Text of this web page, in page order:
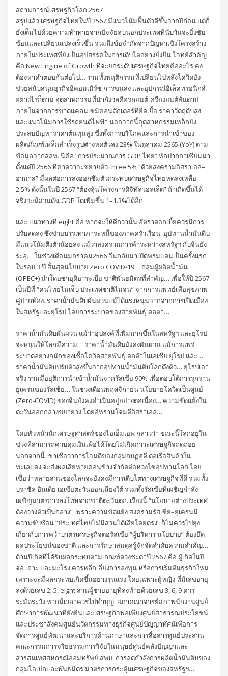
สถานการณ์เศรษฐกิจโลก 2567
สรุปแล้ว เศรษฐกิจไทยในปี 2567 มีแนวโน้มฟื้นตัวดีขึ้นจากปีก่อน แต่ก็
ยังเต็มไปด้วยความท้าทายจากปัจจัยลบนอกประเทศที่นับวันจะยิ่งซับ
ซ้อนและเปลี่ยนแปลงเร็วขึ้น รวมถึงข้อจำกัดจากปัญหาเชิงโครงสร้าง
ภายในประเทศที่ยังเป็นอุปสรรคในการเติบโตอย่างยั่งยืน โจทย์สำคัญ
คือ New Engine of Growth ที่จะยกระดับเศรษฐกิจไทยคืออะไร คง
ต้องหาคำตอบกันต่อไป… รวมทั้งพฤติกรรมที่เปลี่ยนไปหลังโควิดยัง
ช่วยสนับสนุนธุรกิจอีคอมเมิร์ซ การขนส่ง และอุปกรณ์อิเล็คทรอนิกส์
อย่างไรก็ตาม อุตสาหกรรมที่น่ากังวลคือรถยนต์เครื่องยนต์สันดาป
ภายในจากการขาดแคลนเซมิคอนดักเตอร์ที่ยืดเยื้อ ราคาวัตถุดิบสูง
และแนวโน้มการใช้รถยนต์ไฟฟ้า นอกจากนี้อุตสาหกรรมเหล็กยัง
ประสบปัญหาราคาต้นทุนสูง ซึ่งทั้งการบริโภคและการนำเข้าของ
ผลิตภัณฑ์เหล็กสำเร็จรูปต่างหดตัวลง 23% ในตุลาคม 2565 (YoY) ตาม
ข้อมูลจากสลท. นี่คือ “การประมาณการ GDP ไทย” หักปากกาเซียนมา
ตั้งแต่ปี 2566 ที่คาดว่าจะขยายตัว three.5% “ด้วยสงครามอิสราเอล–
ฮามาส” มีผลต่อการส่งออกซึมตัวกระทบเศรษฐกิจไทยหดลงเหลือ
2.5% ดังนั้นในปี 2567 “ต้องลุ้นโครงการดิจิทัลวอลเล็ต” ถ้าเกิดขึ้นได้
จริงจะมีส่วนดัน GDP โตเพิ่มขึ้น 1–1.3%ได้อีก…
และ แนวทางที่ eight คือ หากจะให้ดีกว่านั้น อัตราดอกเบี้ยควรมีการ
ปรับลดลง ซึ่งช่วยบรรเทาภาระหนี้ของภาคครัวเรือน. อุปทานน้ำมันดิบ
มีแนวโน้มตึงตัวน้อยลง แม้ว่าสงครามการค้าระหว่างสหรัฐฯ กับจีนยัง
ระอุ… ในช่วงเดือนมกราคม2566 จีนกลับมาเปิดพรมแดนเป็นครั้งแรก
ในรอบ 3 ปี สิ้นสุดนโยบาย Zero COVID-19… กลุ่มผู้ผลิตน้ำมัน
(OPEC+) นำโดยซาอุดิอาระเบีย ชาติพันธมิตรที่ สำคัญ… เพื่อให้ปี 2567
เป็นปีที่ “คนไทยไม่เจ็บ ประเทศชาติไม่จน” จากการแพทย์เพื่อสุขภาพ
คู่ปากท้อง. ราคาน้้ามันดิบผันผวนแม้ได้แรงหนุนจากจากการเปิดเมือง
ในสหรัฐและยุโรป โดยการระบาดของสายพันธุ์เดลตา…
ราคาน้้ามันดิบผันผวน แม้ว่าอุปสงค์ที่เพิ่มมากขึ้นในสหรัฐฯ และยุโรป
จะหนุนให้โลกมีความ… ราคาน้ำมันดิบยังคงผันผวน แม้การแพร่
ระบาดอย่างกนักของเชื้อโควิดสายพันธุ์เดลต้าในเอเชีย ยุโรป และ…
ราคาน้ำมันดิบปรับตัวสูงขึ้นจากอุปทานน้ำมันดิบโลกตึงตัว… ยุโรปเอา
จริง ร่วมมือยุติการนำเข้าน้ำมันจากรัสเซีย 90% เพื่อตอบโต้การรุกราน
ยูเครนของรัสเซีย… ในช่วงเดือนพฤศจิกายน นโยบายโควิดเป็นศูนย์
(Zero-COVID) ของจีนยังคงดำเนินอยู่อย่างต่อเนื่อง… ความขัดแย้งใน
ตะวันออกกลางขยายวง โดยอิหร่านโจมตีอิสราเอล…
โดยหัวหน้านักเศรษฐศาสตร์ของไอเอ็มเอฟ กล่าวว่า ขณะนี้โลกอยู่ใน
ช่วงที่สามารถควบคุมเงินเฟ้อได้โดยไม่เกิดภาวะเศรษฐกิจถดถอย
นอกจากนี้ เขาเชื่อว่าการโจมตีของกลุ่มกบฏฮูตี ต่อเรือสินค้าใน
ทะเลแดง จะส่งผลเสียหายค่อนข้างจำกัดต่อห่วงโซ่อุปทานโลก โดย
เชื่อว่าหลายส่วนของโลกจะยังคงมีการเติบโตทางเศรษฐกิจที่ดี รวมทั้ง
บราซิล อินเดีย เอเชียตะวันออกเฉียงใต้ รวมทั้งรัสเซียที่เผชิญกำลัง
เผชิญมาตรการลงโทษจากชาติตะวันตก. เรื่องนี้ “นโยบายต่างประเทศ
ต้องวางตัวเป็นกลาง” เพราะความขัดแย้ง สงครามรัสเซีย–ยูเครนมี
ความซับซ้อน “ประเทศไทยไม่มีส่วนได้เสียโดยตรง” ก็ไม่ควรไปยุ่ง
เกี่ยวกับการคว่ำบาตรเศรษฐกิจต่อรัสเซีย “ผู้บริหาร นโยบาย” ต้องยึด
ผลประโยชน์ของชาติ และการรักษาสมดุลรู้จักจัดลำดับความสำคัญ…
ด้านปีเกิดที่ได้รับผลกระทบตามเกณฑ์ดวงชะตาปี 2567 คือ ผู้เกิดในปี
จอ เถาะ และมะโรง ควรหลีกเลี่ยงการลงทุน หรือการเริ่มต้นธุรกิจใหม่
เพราะจะมีผลกระทบเกิดขึ้นอย่างรุนแรง โดยเฉพาะผู้หญิง ที่มีเลขอายุ
ลงด้วยเลข 2, 5, eight ส่วนผู้ชายอายุที่ลงท้ายด้วยเลข 3, 6, 9 ควร
ระมัดระวัง หากมีเวลาควรไปทำบุญ. สภาคณาจารย์สภาพนักงานศูนย์
ศึกษาการพัฒนาที่ยั่งยืนและเศรษฐกิจพอเพียงศูนย์สาธารณประโยชน์
และประชาสังคมศูนย์นวัตกรรมทางธุรกิจศูนย์ปัญญาทัศน์เพื่อการ
จัดการศูนย์พัฒนาและบริการด้านภาษาและการสื่อสารศูนย์ประสาน
คณะกรรมการจริยธรรมการวิจัยในมนุษย์ศูนย์คลังปัญญาและ
สารสนเทศสหกรณ์ออมทรัพย์ สพบ. การลดกำลังการผลิตน้ำมันดิบของ
กลุ่มโอเปกและพันธมิตร มาตรการกระตุ้นเศรษฐกิจของสหรัฐฯ…